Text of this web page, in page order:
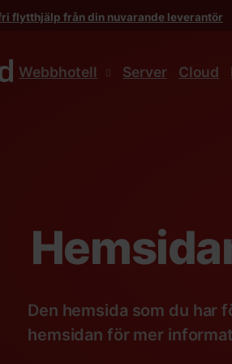
flytthjälp från din nuvarande leverantör
Webbhotell Server Cloud
Den hemsida som du har
hemsidan för mer